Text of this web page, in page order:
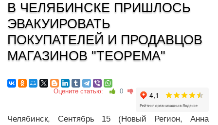
В ЧЕЛЯБИНСКЕ ПРИШЛОСЬ
ЭВАКУИРОВАТЬ
ПОКУПАТЕЛЕЙ И ПРОДАВЦОВ
МАГАЗИНОВ "ТЕОРЕМА"
Оцените статью: 0
Челябинск, Сентябрь 15 (Новый Регион, Анна